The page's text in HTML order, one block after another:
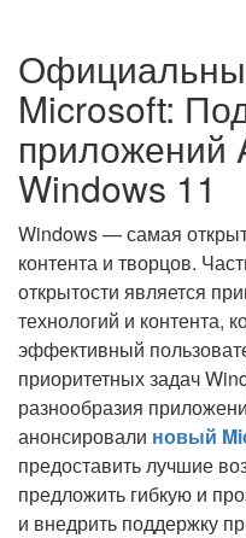
Microsoft:
приложений
Windows 11
Windows — самая
контента и творцов.
открытости является
технологий и контента,
эффективный
приоритетных задач
разнообразия
анонсировали новый
предоставить лучшие
предложить гибкую и
и внедрить поддержку